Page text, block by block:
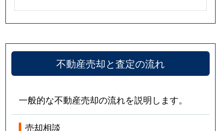
不動産売却と査定の流れ
一般的な不動産売却の流れを説明します。
売却相談